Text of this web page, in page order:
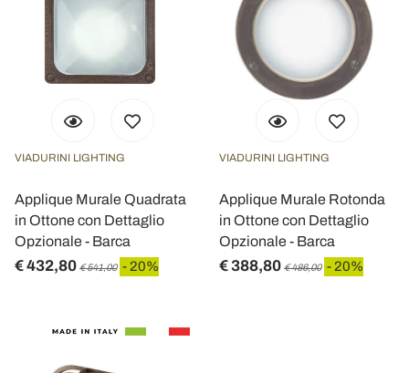
VIADURINI LIGHTING
Applique Murale Quadrata
in Ottone con Dettaglio
Opzionale - Barca
€ 432,80 € 541,00 - 20%
VIADURINI LIGHTING
Applique Murale Rotonda
in Ottone con Dettaglio
Opzionale - Barca
€ 388,80 € 486,00 - 20%